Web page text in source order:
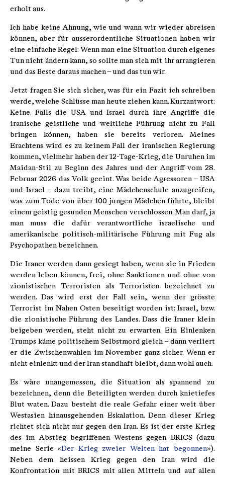
erholt aus.
Ich habe keine Ahnung, wie und wann wir wieder abreisen
können, aber für ausserordentliche Situationen haben wir
eine einfache Regel: Wenn man eine Situation durch eigenes
Tun nicht ändern kann, so sollte man sich mit ihr arrangieren
und das Beste daraus machen – und das tun wir.
Jetzt fragen Sie sich sicher, was für ein Fazit ich schreiben
werde, welche Schlüsse man heute ziehen kann. Kurzantwort:
Keine. Falls die USA und Israel durch ihre Angriffe die
iranische geistliche und weltliche Führung nicht zu Fall
bringen können, haben sie bereits verloren. Meines
Erachtens wird es zu keinem Fall der iranischen Regierung
kommen, vielmehr haben der 12-Tage-Krieg, die Unruhen im
Maidan-Stil zu Beginn des Jahres und der Angriff vom 28.
Februar 2026 das Volk geeint. Was beide Agressoren – USA
und Israel – dazu treibt, eine Mädchenschule anzugreifen,
was zum Tode von über 100 jungen Mädchen führte, bleibt
einem geistig gesunden Menschen verschlossen. Man darf, ja
man muss die dafür verantwortliche israelische und
amerikanische politisch-militärische Führung mit Fug als
Psychopathen bezeichnen.
Die Iraner werden dann gesiegt haben, wenn sie in Frieden
werden leben können, frei, ohne Sanktionen und ohne von
zionistischen Terroristen als Terroristen bezeichnet zu
werden. Das wird erst der Fall sein, wenn der grösste
Terrorist im Nahen Osten beseitigt worden ist: Israel, bzw.
die zionistische Führung des Landes. Dass die Iraner klein
beigeben werden, steht nicht zu erwarten. Ein Einlenken
Trumps käme politischem Selbstmord gleich – dann verliert
er die Zwischenwahlen im November ganz sicher. Wenn er
nicht einlenkt und der Iran standhaft bleibt, dann wohl auch.
Es wäre unangemessen, die Situation als spannend zu
bezeichnen, denn die Beteiligten werden durch knietiefes
Blut waten. Dazu besteht die reale Gefahr einer weit über
Westasien hinausgehenden Eskalation. Denn dieser Krieg
richtet sich nicht nur gegen den Iran. Es ist der erste Krieg
des im Abstieg begriffenen Westens gegen BRICS (dazu
meine Serie «Der Krieg zweier Welten hat begonnen»).
Neben dem heissen Krieg gegen den Iran wird die
Konfrontation mit BRICS mit allen Mitteln und auf allen